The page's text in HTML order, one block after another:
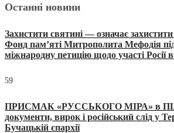
Останні новини
Захистити святині — означає
Фонд пам’яті Митрополита Мефодія
міжнародну петицію щодо участі
59
ПРИСМАК «РУССЬКОГО МІРА» в
документи, вирок і російський слід у
Бучацькій єпархії